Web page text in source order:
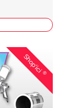
Shop'ici®